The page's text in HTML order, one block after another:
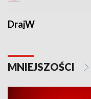
DrajW
MNIEJSZOŚCI